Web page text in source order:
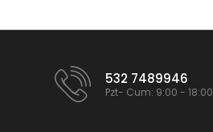
532 7489946
Pzt- Cum: 9:00 - 18:00